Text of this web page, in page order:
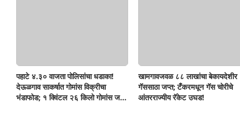
पहाटे ४.३० वाजता पोलिसांचा धडाका!
देऊळगाव साकर्षात गोमांस विक्रीचा
भंडाफोड; १ क्विंटल २६ किलो गोमांस जप्त,
खामगावजवळ ८८ लाखांचा बेकायदेशीर
गॅससाठा जप्त; टँकरमधून गॅस चोरीचे
आंतरराज्यीय रॅकेट उघड!